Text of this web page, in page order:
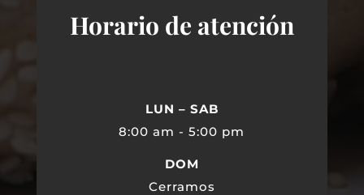
Horario de atención
LUN – SAB
8:00 am - 5:00 pm
DOM
Cerramos